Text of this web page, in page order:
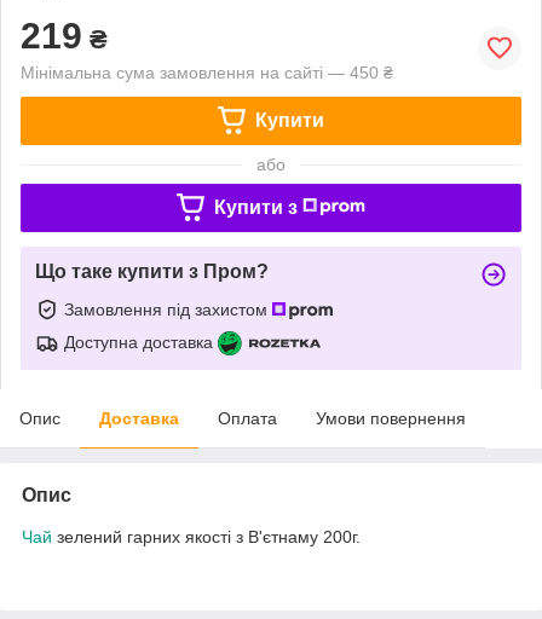
219 ₴
Мінімальна сума замовлення на сайті — 450 ₴
Купити
або
Купити з
Що таке купити з Пром?
Замовлення під захистом
Доступна доставка
Опис Доставка Оплата Умови повернення
Опис
Чай зелений гарних якості з В'єтнаму 200г.